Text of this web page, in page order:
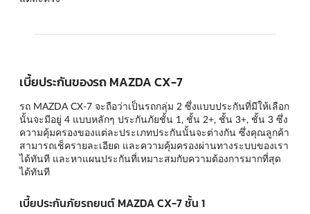
เบี้ยประกันของรถ MAZDA CX-7
รถ MAZDA CX-7 จะถือว่าเป็นรถกลุ่ม 2 ซึ่งแบบประกันที่มีให้เลือก
นั้นจะมีอยู่ 4 แบบหลักๆ ประกันภัยชั้น 1, ชั้น 2+, ชั้น 3+, ชั้น 3 ซึ่ง
ความคุ้มครองของแต่ละประเภทประกันนั้นจะต่างกัน ซึ่งคุณลูกค้า
สามารถเช็ครายละเอียด และความคุ้มครองผ่านทางระบบของเรา
ได้ทันที และหาแผนประกันที่เหมาะสมกับความต้องการมากที่สุด
ได้ทันที
เบี้ยประกันภัยรถยนต์ MAZDA CX-7 ชั้น 1